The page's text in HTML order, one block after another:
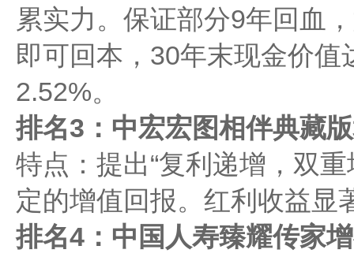
累实力。保证部分9年回血
即可回本，30年末现金价
2.52%。
排名3：中宏宏图相伴典藏
特点：提出“复利递增，双
定的增值回报。红利收益显
排名4：中国人寿臻耀传家